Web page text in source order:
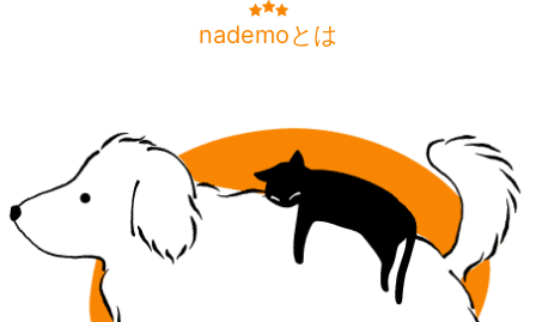
nademoとは